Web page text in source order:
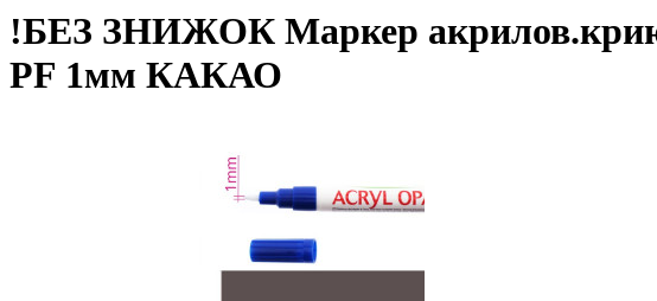
!БЕЗ ЗНИЖОК Маркер
PF 1мм КАКАО